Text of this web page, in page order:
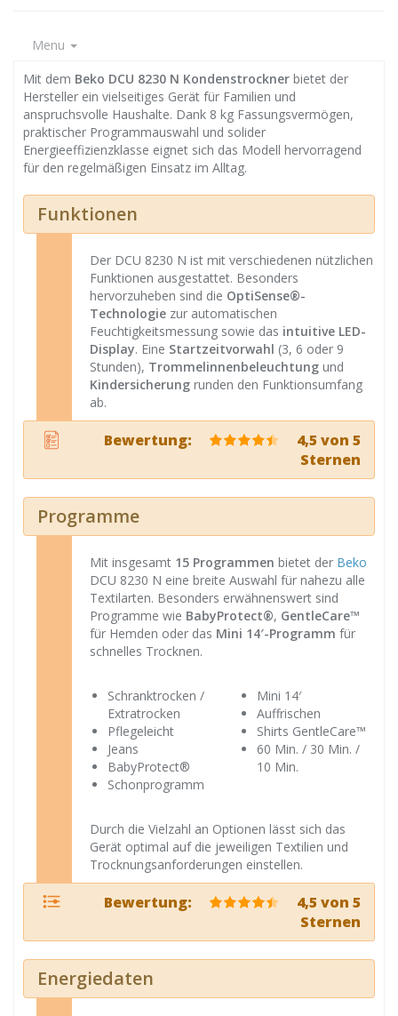
Menu
Mit dem Beko DCU 8230 N Kondenstrockner bietet der
Hersteller ein vielseitiges Gerät für Familien und
anspruchsvolle Haushalte. Dank 8 kg Fassungsvermögen,
praktischer Programmauswahl und solider
Energieeffizienzklasse eignet sich das Modell hervorragend
für den regelmäßigen Einsatz im Alltag.
Funktionen
Der DCU 8230 N ist mit verschiedenen nützlichen
Funktionen ausgestattet. Besonders
hervorzuheben sind die OptiSense®-
Technologie zur automatischen
Feuchtigkeitsmessung sowie das intuitive LED-
Display. Eine Startzeitvorwahl (3, 6 oder 9
Stunden), Trommelinnenbeleuchtung und
Kindersicherung runden den Funktionsumfang
ab.
Bewertung:
4,5 von 5
Sternen
Programme
Mit insgesamt 15 Programmen bietet der Beko
DCU 8230 N eine breite Auswahl für nahezu alle
Textilarten. Besonders erwähnenswert sind
Programme wie BabyProtect®, GentleCare™
für Hemden oder das Mini 14′-Programm für
schnelles Trocknen.
Schranktrocken /
Extratrocken
Pflegeleicht
Jeans
BabyProtect®
Schonprogramm
Mini 14′
Auffrischen
Shirts GentleCare™
60 Min. / 30 Min. /
10 Min.
Durch die Vielzahl an Optionen lässt sich das
Gerät optimal auf die jeweiligen Textilien und
Trocknungsanforderungen einstellen.
Bewertung:
4,5 von 5
Sternen
Energiedaten